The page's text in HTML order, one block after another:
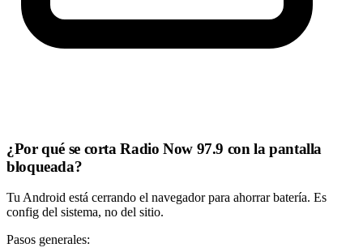
¿Por qué se corta Radio Now 97.9 con la pantalla
bloqueada?
Tu Android está cerrando el navegador para ahorrar batería. Es
config del sistema, no del sitio.
Pasos generales: